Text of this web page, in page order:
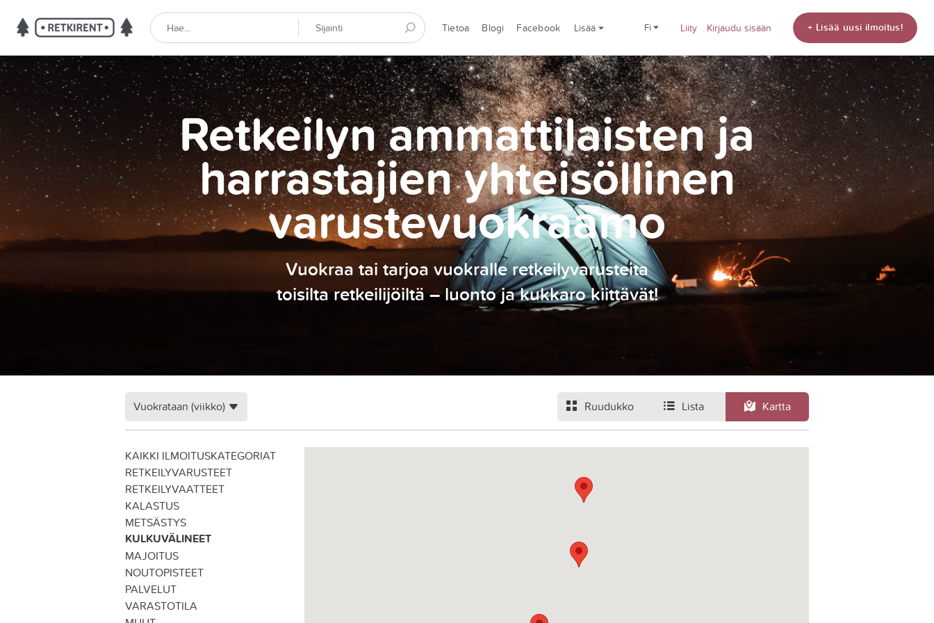
Tietoa Blogi Facebook Lisää fi Liity Kirjaudu sisään + Lisää uusi ilmoitus!
Retkeilyn ammattilaisten ja
harrastajien yhteisöllinen
varustevuokraamo
Vuokraa tai tarjoa vuokralle retkeilyvarusteita
toisilta retkeilijöiltä – luonto ja kukkaro kiittävät!
Ruudukko Lista Kartta
Vuokrataan (viikko)
KAIKKI ILMOITUSKATEGORIAT
RETKEILYVARUSTEET
RETKEILYVAATTEET
KALASTUS
METSÄSTYS
KULKUVÄLINEET
MAJOITUS
NOUTOPISTEET
PALVELUT
VARASTOTILA